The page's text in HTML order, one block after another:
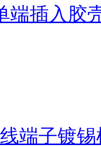
端插入胶
端子镀锡